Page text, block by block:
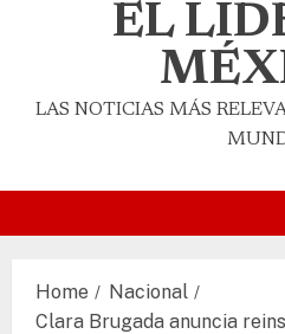
EL
LAS NOTICIAS MÁS
Home
Nacional
Clara Brugada anuncia